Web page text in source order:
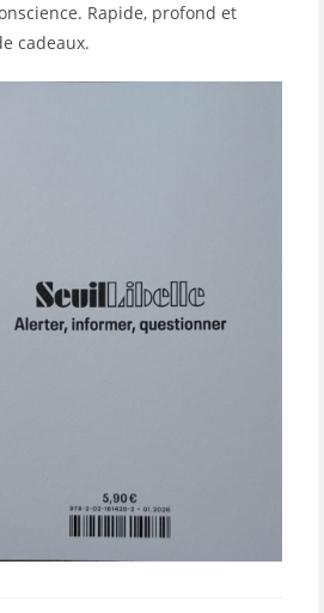
Rapide, profond et
cadeaux.